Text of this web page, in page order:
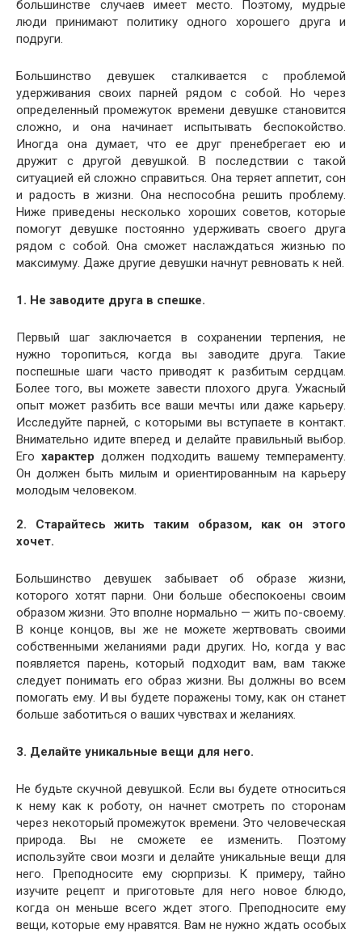
большинстве случаев имеет место. Поэтому, мудрые
люди принимают политику одного хорошего друга и
подруги.
Большинство девушек сталкивается с проблемой
удерживания своих парней рядом с собой. Но через
определенный промежуток времени девушке становится
сложно, и она начинает испытывать беспокойство.
Иногда она думает, что ее друг пренебрегает ею и
дружит с другой девушкой. В последствии с такой
ситуацией ей сложно справиться. Она теряет аппетит, сон
и радость в жизни. Она неспособна решить проблему.
Ниже приведены несколько хороших советов, которые
помогут девушке постоянно удерживать своего друга
рядом с собой. Она сможет наслаждаться жизнью по
максимуму. Даже другие девушки начнут ревновать к ней.
1. Не заводите друга в спешке.
Первый шаг заключается в сохранении терпения, не
нужно торопиться, когда вы заводите друга. Такие
поспешные шаги часто приводят к разбитым сердцам.
Более того, вы можете завести плохого друга. Ужасный
опыт может разбить все ваши мечты или даже карьеру.
Исследуйте парней, с которыми вы вступаете в контакт.
Внимательно идите вперед и делайте правильный выбор.
Его характер должен подходить вашему темпераменту.
Он должен быть милым и ориентированным на карьеру
молодым человеком.
2. Старайтесь жить таким образом, как он этого
хочет.
Большинство девушек забывает об образе жизни,
которого хотят парни. Они больше обеспокоены своим
образом жизни. Это вполне нормально — жить по-своему.
В конце концов, вы же не можете жертвовать своими
собственными желаниями ради других. Но, когда у вас
появляется парень, который подходит вам, вам также
следует понимать его образ жизни. Вы должны во всем
помогать ему. И вы будете поражены тому, как он станет
больше заботиться о ваших чувствах и желаниях.
3. Делайте уникальные вещи для него.
Не будьте скучной девушкой. Если вы будете относиться
к нему как к роботу, он начнет смотреть по сторонам
через некоторый промежуток времени. Это человеческая
природа. Вы не сможете ее изменить. Поэтому
используйте свои мозги и делайте уникальные вещи для
него. Преподносите ему сюрпризы. К примеру, тайно
изучите рецепт и приготовьте для него новое блюдо,
когда он меньше всего ждет этого. Преподносите ему
вещи, которые ему нравятся. Вам не нужно ждать особых